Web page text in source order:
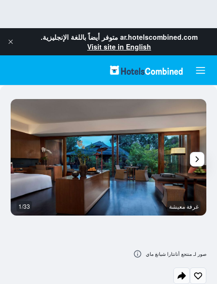
ar.hotelscombined.com متوفر أيضاً باللغة الإنجليزية.
Visit site in English
غرفة معيشة 1/33
صور لـ منتجع أنانتارا شيانغ ماي